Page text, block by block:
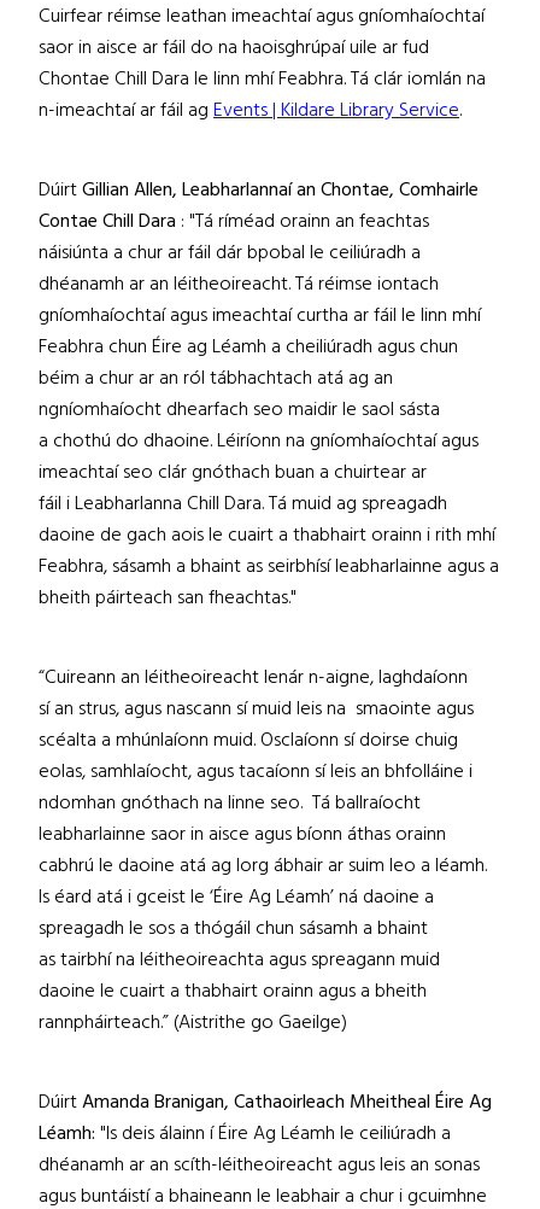
Cuirfear réimse leathan imeachtaí agus gníomhaíochtaí
saor in aisce ar fáil do na haoisghrúpaí uile ar fud
Chontae Chill Dara le linn mhí Feabhra. Tá clár iomlán na
n-imeachtaí ar fáil agEvents | Kildare Library Service.
DúirtGillian Allen, Leabharlannaí an Chontae, Comhairle
Contae Chill Dara : "Tá ríméad orainn an feachtas
náisiúnta a chur ar fáil dár bpobal le ceiliúradh a
dhéanamh ar an léitheoireacht. Tá réimse iontach
gníomhaíochtaí agus imeachtaí curtha ar fáil le linn mhí
Feabhra chun Éire ag Léamh a cheiliúradh agus chun
béim a chur ar an ról tábhachtach atá ag an
ngníomhaíocht dhearfach seo maidir le saol sásta
a chothú do dhaoine. Léiríonn na gníomhaíochtaí agus
imeachtaí seo clár gnóthach buan a chuirtear ar
fáil i Leabharlanna Chill Dara. Tá muid ag spreagadh
daoine de gach aois le cuairt a thabhairt orainn i rith mhí
Feabhra, sásamh a bhaint as seirbhísí leabharlainne agus a
bheith páirteach san fheachtas."
“Cuireann an léitheoireacht lenár n-aigne, laghdaíonn
sí an strus, agus nascann sí muid leis na smaointe agus
scéalta a mhúnlaíonn muid. Osclaíonn sí doirse chuig
eolas, samhlaíocht, agus tacaíonn sí leis an bhfolláine i
ndomhan gnóthach na linne seo. Tá ballraíocht
leabharlainne saor in aisce agus bíonn áthas orainn
cabhrú le daoine atá ag lorg ábhair ar suim leo a léamh.
Is éard atá i gceist le ‘Éire Ag Léamh’ ná daoine a
spreagadh le sos a thógáil chun sásamh a bhaint
as tairbhí na léitheoireachta agus spreagann muid
daoine le cuairt a thabhairt orainn agus a bheith
rannpháirteach.” (Aistrithe go Gaeilge)
DúirtAmanda Branigan, Cathaoirleach Mheitheal Éire Ag
Léamh:"Is deis álainn í Éire Ag Léamh le ceiliúradh a
dhéanamh ar an scíth-léitheoireacht agus leis an sonas
agus buntáistí a bhaineann le leabhair a chur i gcuimhne